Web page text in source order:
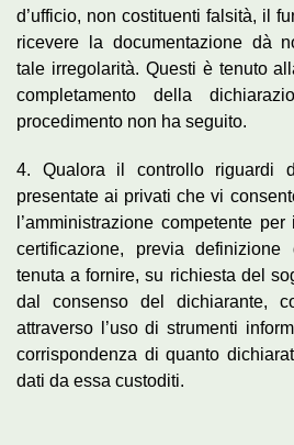
d’ufficio, non costituenti falsità, il
ricevere la documentazione dà
tale irregolarità. Questi è tenuto
completamento della
procedimento non ha seguito.
4. Qualora il controllo riguardi
presentate ai privati che vi
l’amministrazione competente
certificazione, previa
tenuta a fornire, su richiesta del
dal consenso del dichiarante,
attraverso l’uso di strumenti
corrispondenza di quanto
dati da essa custoditi.